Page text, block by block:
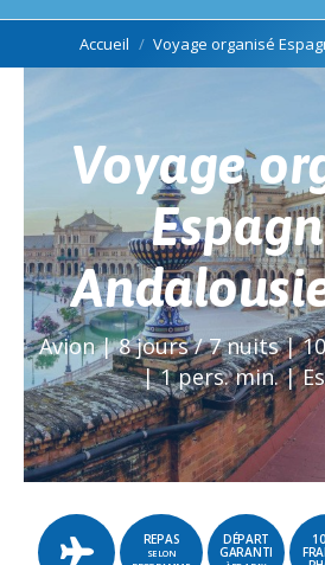
Vous êtes ici :
Accueil Voyage organisé
Voyage
Avion | 8 jours / 7 nuits |
| 1 pers. min. |
REPAS
SELON
DÉPART
GARANTI